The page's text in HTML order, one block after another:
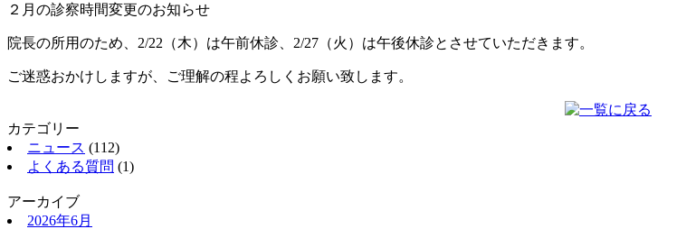
２月の診察時間変更のお知らせ
院長の所用のため、2/22（木）は午前休診、2/27（火）は午後休診とさせていただきます。
ご迷惑おかけしますが、ご理解の程よろしくお願い致します。
カテゴリー
ニュース (112)
よくある質問 (1)
アーカイブ
2026年6月